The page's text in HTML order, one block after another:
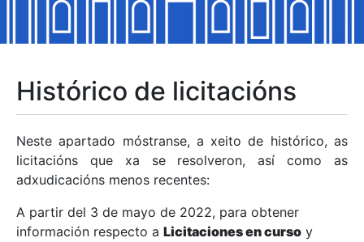
Mostrar/Ocultar
Mostrar/Ocultar
Mostrar/Ocultar
Mostrar/Ocultar
Histórico de licitacións
Neste apartado móstranse, a xeito de histórico, as
licitacións que xa se resolveron, así como as
adxudicacións menos recentes:
A partir del 3 de mayo de 2022, para obtener
información respecto a Licitaciones en curso y